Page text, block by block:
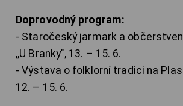
Doprovodný program:
- Staročeský jarmark a
,,U Branky", 13. – 15. 6.
- Výstava o folklorní tradici na
12. – 15. 6.